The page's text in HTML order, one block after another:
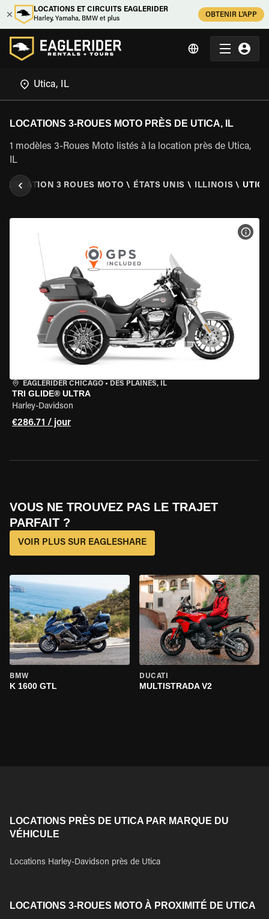
LOCATIONS ET CIRCUITS EAGLERIDER
Harley, Yamaha, BMW et plus
OBTENIR L'APP
LOCATIONS 3-ROUES MOTO PRÈS DE UTICA, IL
1 modèles 3-Roues Moto listés à la location près de Utica,
IL
LOCATION 3 ROUES MOTO \ ÉTATS UNIS \ ILLINOIS \
EAGLERIDER CHICAGO • DES PLAINES, IL
TRI GLIDE® ULTRA
Harley-Davidson
€286.71 / jour
VOUS NE TROUVEZ PAS LE TRAJET
PARFAIT ?
VOIR PLUS SUR EAGLESHARE
BMW
K 1600 GTL
DUCATI
MULTISTRADA V2
LOCATIONS PRÈS DE UTICA PAR MARQUE DU
VÉHICULE
Locations Harley-Davidson près de Utica
LOCATIONS 3-ROUES MOTO À PROXIMITÉ DE UTICA